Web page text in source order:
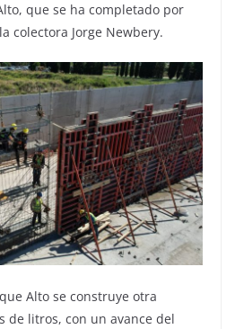
que se ha completado por
colectora Jorge Newbery.
Alto se construye otra
de litros, con un avance del